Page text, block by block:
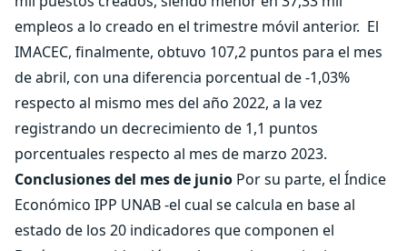
empleos a lo creado en el trimestre móvil anterior. El
IMACEC, finalmente, obtuvo 107,2 puntos para el mes
de abril, con una diferencia porcentual de -1,03%
respecto al mismo mes del año 2022, a la vez
registrando un decrecimiento de 1,1 puntos
porcentuales respecto al mes de marzo 2023.
Conclusiones del mes de junio Por su parte, el Índice
Económico IPP UNAB -el cual se calcula en base al
estado de los 20 indicadores que componen el